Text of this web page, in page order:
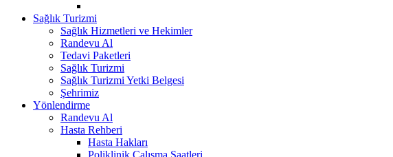
Sağlık Turizmi
Sağlık Hizmetleri ve Hekimler
Randevu Al
Tedavi Paketleri
Sağlık Turizmi
Sağlık Turizmi Yetki Belgesi
Şehrimiz
Yönlendirme
Randevu Al
Hasta Rehberi
Hasta Hakları
Poliklinik Çalışma Saatleri